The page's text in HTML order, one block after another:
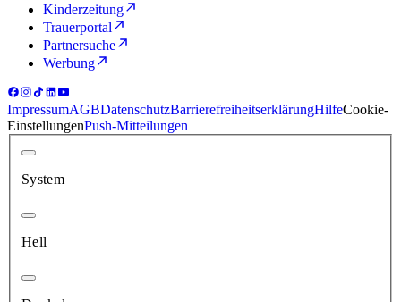
Kinderzeitung
Trauerportal
Partnersuche
Werbung
ImpressumAGBDatenschutzBarrierefreiheitserklärungHilfeCookie-
EinstellungenPush-Mitteilungen
System
Hell